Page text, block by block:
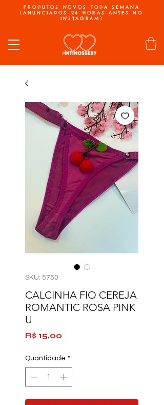
PRODUTOS NOVOS TODA SEMANA
(ANUNCIADOS 24 HORAS ANTES NO
INSTAGRAM)
SKU: 5750
CALCINHA FIO CEREJA
ROMANTIC ROSA PINK
U
R$ 15,00
Quantidade *